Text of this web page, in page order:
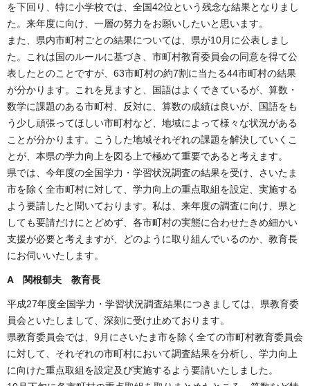
を下回り、特に小学校では、全国42位という残念な結果となりまし
た。来年度に向け、一層の努力をお願いしたいと思います。
また、県内市町村ごとの結果については、県が10月に公表しまし
た。これは国のルールに基づき、市町村教育委員会の同意を得て公
表したとのことですが、63市町村の約7割に当たる44市町村の結果
が分かります。これを見ますと、国語はよくできているが、算数・
数学に課題のある市町村、反対に、算数の成績は良いが、国語をも
う少し頑張ってほしい市町村など、地域によって様々な状況がある
ことが分かります。こうした地域それぞれの課題を解決していくこ
とが、本県の学力向上を図る上で極めて重要であると考えます。
県では、今年度の全国学力・学習状況調査の結果を受け、さいたま
市を除く全市町村に対して、学力向上の重点取組を設定、実施する
よう要請したと聞いております。私は、来年度の調査に向け、県と
しても要請だけにとどめず、各市町村の実態に合わせたきめ細かい
支援が必要と考えますが、どのように取り組んでいるのか、教育長
にお伺いいたします。
A 関根郁夫 教育長
平成27年度全国学力・学習状況調査結果につきましては、県教育委
員会といたしまして、深刻に受け止めております。
県教育委員会では、9月にさいたま市を除く全ての市町村教育委員会
に対して、それぞれの市町村において調査結果を分析し、学力向上
に向けた重点取組を設定及び実施するよう要請いたしました。